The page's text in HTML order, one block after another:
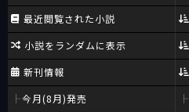
最近閲覧された小説
小説をランダムに表示
新刊情報
今月(8月)発売